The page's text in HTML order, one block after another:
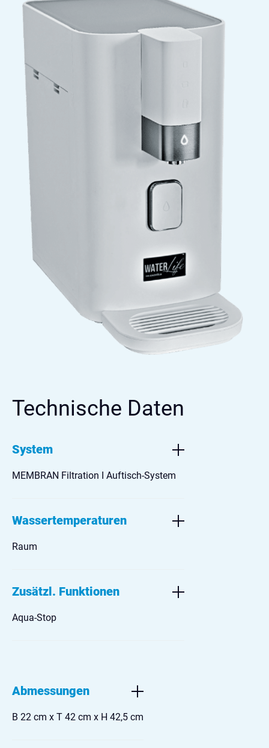
Technische Daten
System
MEMBRAN Filtration I Auftisch-System
Wassertemperaturen
Raum
Zusätzl. Funktionen
Aqua-Stop
Abmessungen
B 22 cm x T 42 cm x H 42,5 cm